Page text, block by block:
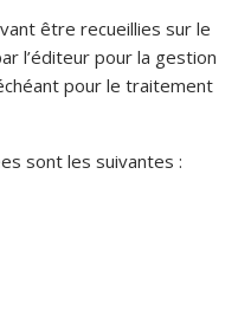
être recueillies sur le
l’éditeur pour la gestion
pour le traitement
sont les suivantes :